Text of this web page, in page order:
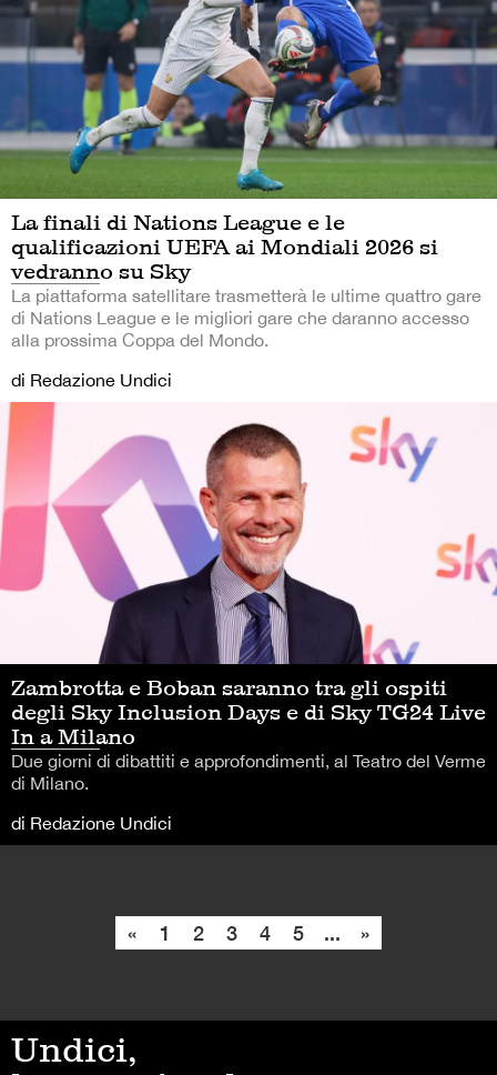
La finali di Nations League e le
qualificazioni UEFA ai Mondiali 2026 si
vedranno su Sky
La piattaforma satellitare trasmetterà le ultime quattro gare
di Nations League e le migliori gare che daranno accesso
alla prossima Coppa del Mondo.
di Redazione Undici
Zambrotta e Boban saranno tra gli ospiti
degli Sky Inclusion Days e di Sky TG24 Live
In a Milano
Due giorni di dibattiti e approfondimenti, al Teatro del Verme
di Milano.
di Redazione Undici
« 1 2 3 4 5 ... »
Undici,